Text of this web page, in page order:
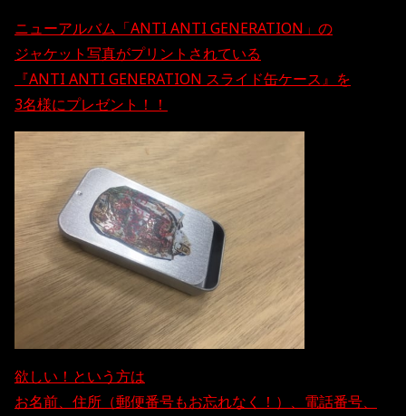
ニューアルバム「ANTI ANTI GENERATION」の
ジャケット写真がプリントされている
『ANTI ANTI GENERATION スライド缶ケース』を
3名様にプレゼント！！
欲しい！という方は
お名前、住所（郵便番号もお忘れなく！）、電話番号、